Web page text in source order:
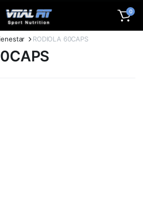
0
RODIOLA 60CAPS